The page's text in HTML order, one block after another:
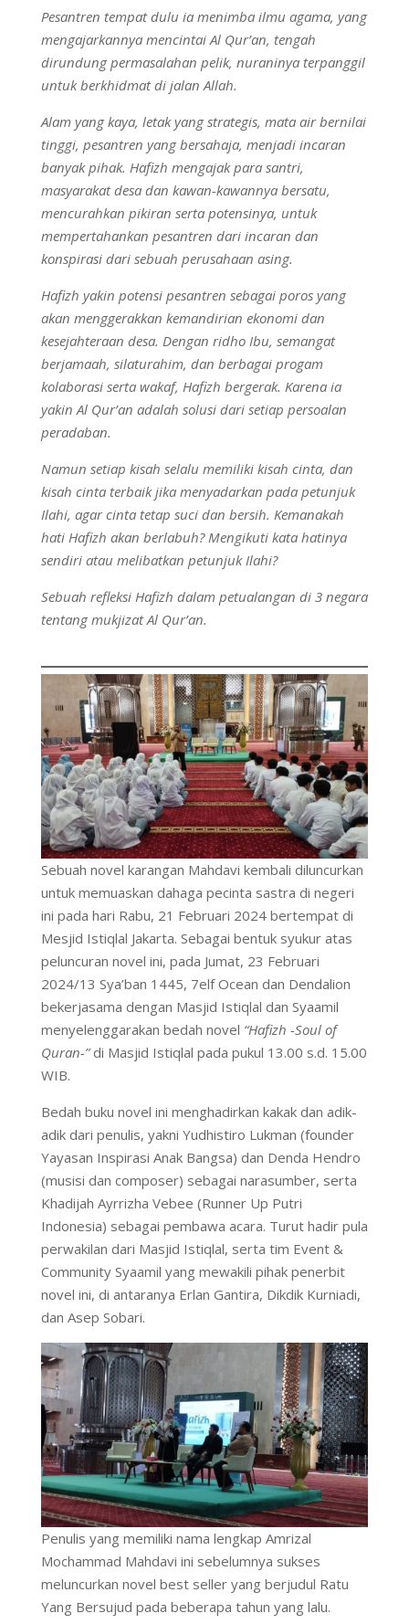
Pesantren tempat dulu ia menimba ilmu agama, yang
mengajarkannya mencintai Al Qur’an, tengah
dirundung permasalahan pelik, nuraninya terpanggil
untuk berkhidmat di jalan Allah.
Alam yang kaya, letak yang strategis, mata air bernilai
tinggi, pesantren yang bersahaja, menjadi incaran
banyak pihak. Hafizh mengajak para santri,
masyarakat desa dan kawan-kawannya bersatu,
mencurahkan pikiran serta potensinya, untuk
mempertahankan pesantren dari incaran dan
konspirasi dari sebuah perusahaan asing.
Hafizh yakin potensi pesantren sebagai poros yang
akan menggerakkan kemandirian ekonomi dan
kesejahteraan desa. Dengan ridho Ibu, semangat
berjamaah, silaturahim, dan berbagai progam
kolaborasi serta wakaf, Hafizh bergerak. Karena ia
yakin Al Qur’an adalah solusi dari setiap persoalan
peradaban.
Namun setiap kisah selalu memiliki kisah cinta, dan
kisah cinta terbaik jika menyadarkan pada petunjuk
Ilahi, agar cinta tetap suci dan bersih. Kemanakah
hati Hafizh akan berlabuh? Mengikuti kata hatinya
sendiri atau melibatkan petunjuk Ilahi?
Sebuah refleksi Hafizh dalam petualangan di 3 negara
tentang mukjizat Al Qur’an.
Sebuah novel karangan Mahdavi kembali diluncurkan
untuk memuaskan dahaga pecinta sastra di negeri
ini pada hari Rabu, 21 Februari 2024 bertempat di
Mesjid Istiqlal Jakarta. Sebagai bentuk syukur atas
peluncuran novel ini, pada Jumat, 23 Februari
2024/13 Sya’ban 1445, 7elf Ocean dan Dendalion
bekerjasama dengan Masjid Istiqlal dan Syaamil
menyelenggarakan bedah novel “Hafizh -Soul of
Quran-”di Masjid Istiqlal pada pukul 13.00 s.d. 15.00
WIB.
Bedah buku novel ini menghadirkan kakak dan adik-
adik dari penulis, yakni Yudhistiro Lukman (founder
Yayasan Inspirasi Anak Bangsa) dan Denda Hendro
(musisi dan composer) sebagai narasumber, serta
Khadijah Ayrrizha Vebee (Runner Up Putri
Indonesia) sebagai pembawa acara. Turut hadir pula
perwakilan dari Masjid Istiqlal, serta tim Event &
Community Syaamil yang mewakili pihak penerbit
novel ini, di antaranya Erlan Gantira, Dikdik Kurniadi,
dan Asep Sobari.
Penulis yang memiliki nama lengkap Amrizal
Mochammad Mahdavi ini sebelumnya sukses
meluncurkan novel best seller yang berjudul Ratu
Yang Bersujud pada beberapa tahun yang lalu.